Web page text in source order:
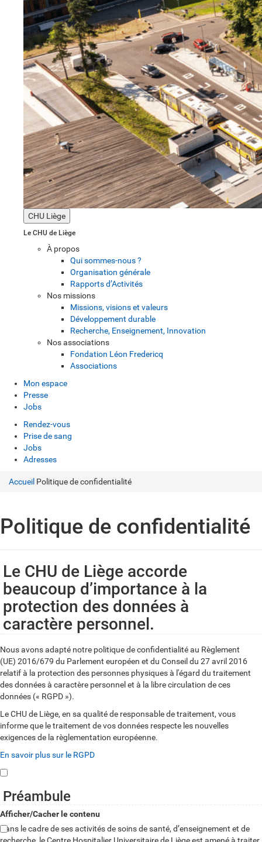
CHU Liège
Le CHU de Liège
À propos
Qui sommes-nous ?
Organisation générale
Rapports d’Activités
Nos missions
Missions, visions et valeurs
Développement durable
Recherche, Enseignement, Innovation
Nos associations
Fondation Léon Fredericq
Associations
Mon espace
Presse
Jobs
Rendez-vous
Prise de sang
Jobs
Adresses
Accueil Politique de confidentialité
Politique de confidentialité
Le CHU de Liège accorde
beaucoup d’importance à la
protection des données à
caractère personnel.
Nous avons adapté notre politique de confidentialité au Règlement
(UE) 2016/679 du Parlement européen et du Conseil du 27 avril 2016
relatif à la protection des personnes physiques à l'égard du traitement
des données à caractère personnel et à la libre circulation de ces
données (« RGPD »).
Le CHU de Liège, en sa qualité de responsable de traitement, vous
informe que le traitement de vos données respecte les nouvelles
exigences de la règlementation européenne.
En savoir plus sur le RGPD
Préambule
Afficher/Cacher le contenu
Dans le cadre de ses activités de soins de santé, d’enseignement et de